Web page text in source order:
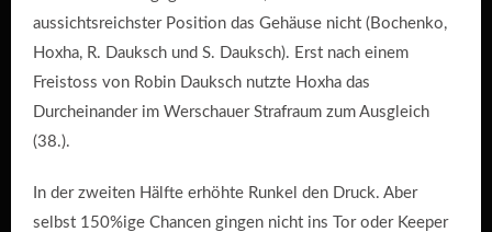
aussichtsreichster Position das Gehäuse nicht (Bochenko,
Hoxha, R. Dauksch und S. Dauksch). Erst nach einem
Freistoss von Robin Dauksch nutzte Hoxha das
Durcheinander im Werschauer Strafraum zum Ausgleich
(38.).
In der zweiten Hälfte erhöhte Runkel den Druck. Aber
selbst 150%ige Chancen gingen nicht ins Tor oder Keeper